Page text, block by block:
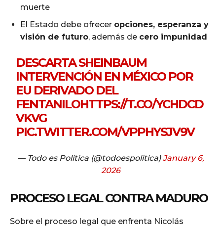
muerte
El Estado debe ofrecer opciones, esperanza y
visión de futuro, además de cero impunidad
DESCARTA SHEINBAUM
INTERVENCIÓN EN MÉXICO POR
EU DERIVADO DEL
FENTANILOHTTPS://T.CO/YCHDCD
VKVG
PIC.TWITTER.COM/VPPHYSJV9V
— Todo es Política (@todoespolitica)January 6,
2026
PROCESO LEGAL CONTRA MADURO
Sobre el proceso legal que enfrenta Nicolás